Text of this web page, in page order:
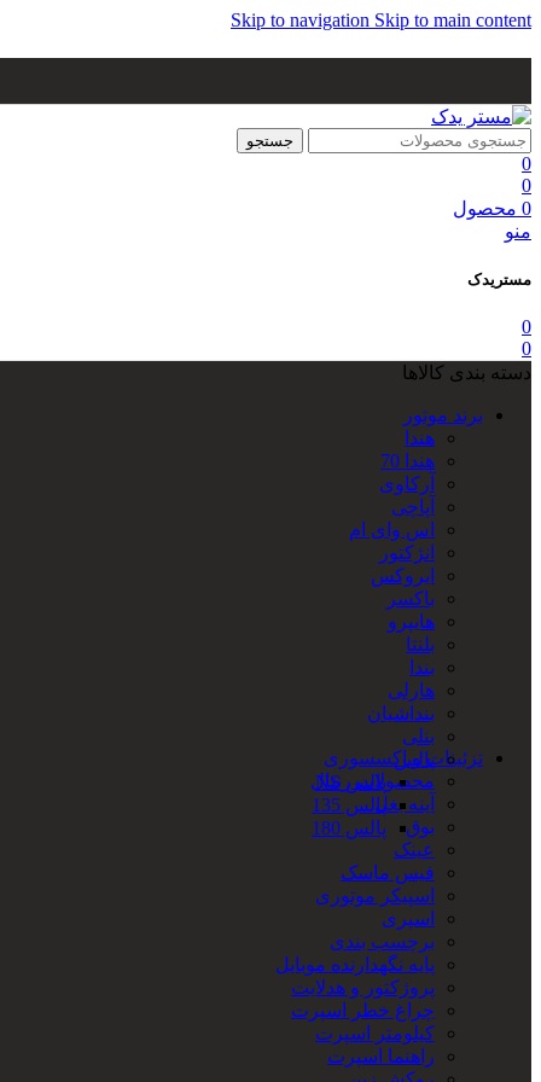
Skip to navigation Skip to main content
جستجو
0
0
0 محصول
منو
مستریدک
0
0
دسته بندی کالاها
برند موتور
هندا
هندا 70
آرکاوی
آپاچی
اس وای ام
انژکتور
ایروکس
باکسر
هایپرو
بلنتا
بندا
هارلی
بنداشیان
بنلی
پالس
پالس NS
پالس 135
پالس 180
تزئینات و اکسسوری
محصولات رنتال
آینه بغل
بوق
عینک
فیس ماسک
اسپیکر موتوری
اسپری
برچسب بندی
پایه نگهدارنده موبایل
پروژکتور و هدلایت
چراغ خطر اسپرت
کیلومتر اسپرت
راهنما اسپرت